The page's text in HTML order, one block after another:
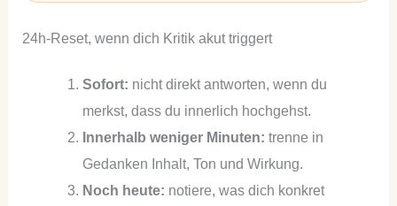
24h-Reset, wenn dich Kritik akut triggert
Sofort: nicht direkt antworten, wenn du
merkst, dass du innerlich hochgehst.
Innerhalb weniger Minuten: trenne in
Gedanken Inhalt, Ton und Wirkung.
Noch heute: notiere, was dich konkret